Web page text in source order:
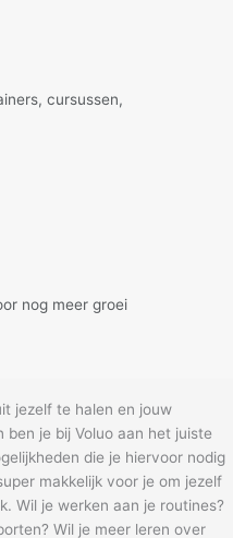
cursussen,
nog meer groei
jezelf te halen en jouw
je bij Voluo aan het juiste
die je hiervoor nodig
makkelijk voor je om jezelf
Wil je werken aan je routines?
Wil je meer leren over